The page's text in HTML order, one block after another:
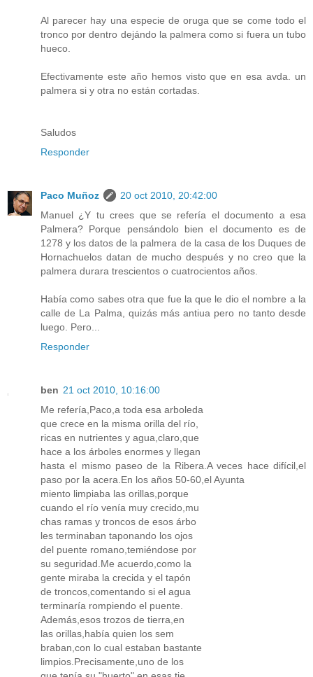
Al parecer hay una especie de oruga que se come todo el
tronco por dentro dejándo la palmera como si fuera un tubo
hueco.
Efectivamente este año hemos visto que en esa avda. un
palmera si y otra no están cortadas.
Saludos
Responder
Paco Muñoz
20 oct 2010, 20:42:00
Manuel ¿Y tu crees que se refería el documento a esa
Palmera? Porque pensándolo bien el documento es de
1278 y los datos de la palmera de la casa de los Duques de
Hornachuelos datan de mucho después y no creo que la
palmera durara trescientos o cuatrocientos años.
Había como sabes otra que fue la que le dio el nombre a la
calle de La Palma, quizás más antiua pero no tanto desde
luego. Pero...
Responder
ben 21 oct 2010, 10:16:00
Me refería,Paco,a toda esa arboleda
que crece en la misma orilla del río,
ricas en nutrientes y agua,claro,que
hace a los árboles enormes y llegan
hasta el mismo paseo de la Ribera.A veces hace difícil,el
paso por la acera.En los años 50-60,el Ayunta
miento limpiaba las orillas,porque
cuando el río venía muy crecido,mu
chas ramas y troncos de esos árbo
les terminaban taponando los ojos
del puente romano,temiéndose por
su seguridad.Me acuerdo,como la
gente miraba la crecida y el tapón
de troncos,comentando si el agua
terminaría rompiendo el puente.
Además,esos trozos de tierra,en
las orillas,había quien los sem
braban,con lo cual estaban bastante
limpios.Precisamente,uno de los